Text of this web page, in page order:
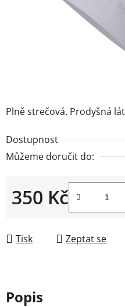
Plně strečová. Prodyšná
Dostupnost
Můžeme doručit do:
350 Kč
Tisk Zeptat se
Popis